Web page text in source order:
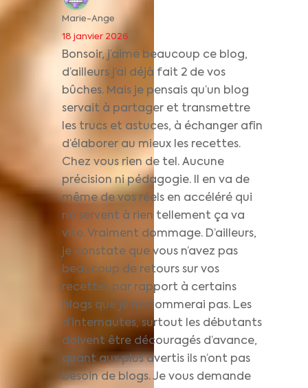
Marie-Ange
18 janvier 2026
Bonsoir, j’aime beaucoup ce blog,
d’ailleurs j’ai déjà fait 2 de vos
bûches. Mais je pensais qu’un blog
servait à partager et transmettre
les trucs et astuces, à échanger afin
d’élaborer au mieux les recettes.
Chez vous rien de tel. Aucune
précision ni pédagogie. Il en va de
même de vos réels en accéléré qui
ne servent à rien tellement ça va
vite. Vraiment dommage. D’ailleurs,
je constate que vous n’avez pas
beaucoup de retours sur vos
recettes par rapport à certains
blogs que je ne nommerai pas. Les
d’internautes, surtout les débutants
doivent être découragés d’avance,
quant aux plus avertis ils n’ont pas
besoin de blogs. Je vous demande